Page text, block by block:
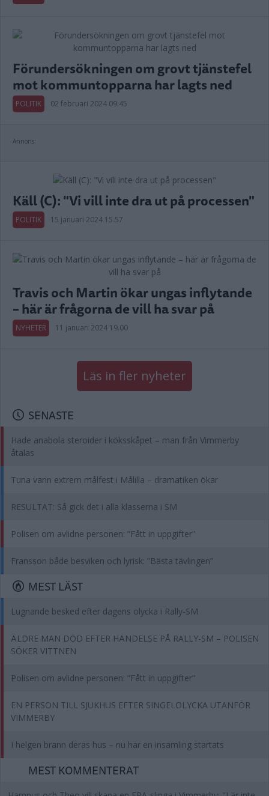
Förundersökningen om grovt tjänstefel
mot kommuntopparna har lagts ned
POLITIK 02 februari 2024 09.45
Annons:
Käll (C): "Vi vill inte dra ut på processen"
POLITIK 15 januari 2024 15.57
Travis och Martin ökar ungas inflytande
– här är frågorna de vill ha svar på
NYHETER 11 januari 2024 19.00
Läs in fler nyheter
SENASTE
Hade anabola steroider i köksskåpet – man från Vimmerby
åtalas
Tuna vann extrem målfest i Målilla – dramatiken ökar
RESULTAT: Så gick det i alla klasserna i SM
Polisen om avlidne personen: ”Fått in uppgifter”
Fransson både besviken och lyrisk: ”Bästa tävlingen”
MEST LÄST
Lugnande besked efter dagens olycka i Rally-SM
ÄLDRE MAN DÖD EFTER HÄNDELSE PÅ RALLY-SM – POLISEN
SÖKER VITTNEN
Polisen om avlidne personen: ”Fått in uppgifter”
EN PERSON TILL SJUKHUS EFTER SINGELOLYCKA UTANFÖR
VIMMERBY
I helgen brann deras hus – nu har en insamling startats
MEST KOMMENTERAT